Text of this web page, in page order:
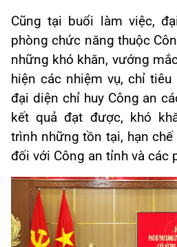
Cũng tại buổi làm việc,
phòng chức năng thuộc
những khó khăn, vướng
hiện các nhiệm vụ, chỉ
đại diện chỉ huy Công an
kết quả đạt được, khó
trình những tồn tại, hạn
đối với Công an tỉnh và các